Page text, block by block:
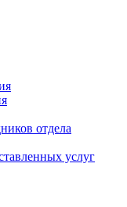
отдела
услуг